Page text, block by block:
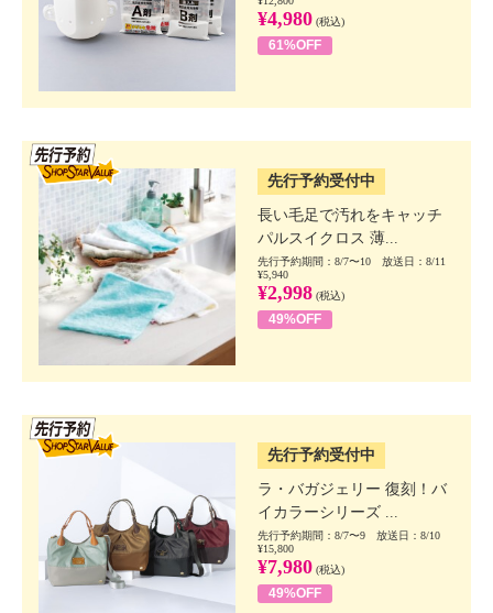
¥4,980 (税込)
61%OFF
先行予約受付中
長い毛足で汚れをキャッチ
パルスイクロス 薄...
先行予約期間：8/7〜10 放送日：8/11
¥5,940
¥2,998 (税込)
49%OFF
先行予約受付中
ラ・バガジェリー 復刻！バ
イカラーシリーズ ...
先行予約期間：8/7〜9 放送日：8/10
¥15,800
¥7,980 (税込)
49%OFF